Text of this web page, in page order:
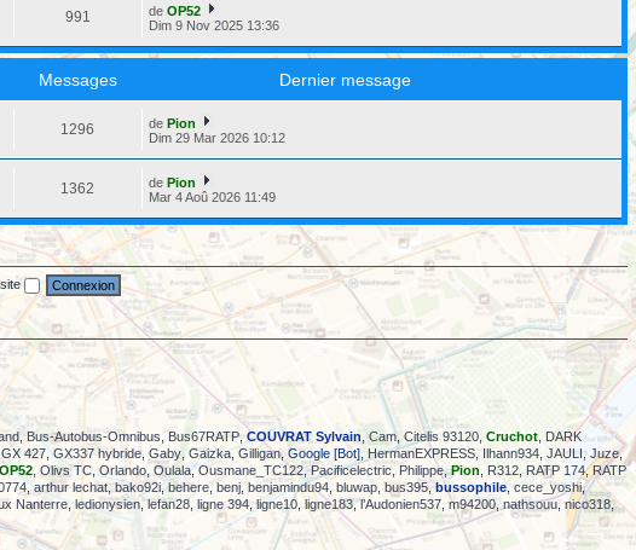
991 deOP52
Dim 9 Nov 2025 13:36
Messages Dernier message
1296 dePion
Dim 29 Mar 2026 10:12
1362 dePion
Mar 4 Aoû 2026 11:49
,Bus-Autobus-Omnibus ,Bus67RATP,COUVRAT Sylvain ,Cam, Citelis 93120 Cruchot DARK
GX 427,GX337 hybride Gaby Gaizka,Gilligan, Google [Bot], HermanEXPRESS Ilhann934 JAULI , Juze,
OP52 Olivs TC Orlando Oulala,Ousmane_TC122 ,Pacificelectric Philippe,Pion R312,RATP 174,RATP
,arthur lechat ,bako92i,behere benj benjamindu94 bluwap bus395,bussophile cece_yoshi,
Nanterre,ledionysien,lefan28 ligne 394 ,ligne10 ,ligne183,l’Audonien537 m94200,nathsouu nico318,